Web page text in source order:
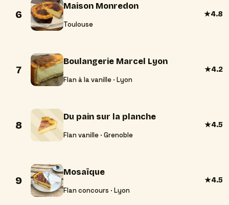
6
Maison Monredon
Toulouse
★4.8
7
Boulangerie Marcel Lyon
Flan à la vanille · Lyon
★4.2
8
Du pain sur la planche
Flan vanille · Grenoble
★4.5
9
Mosaïque
Flan concours · Lyon
★4.5